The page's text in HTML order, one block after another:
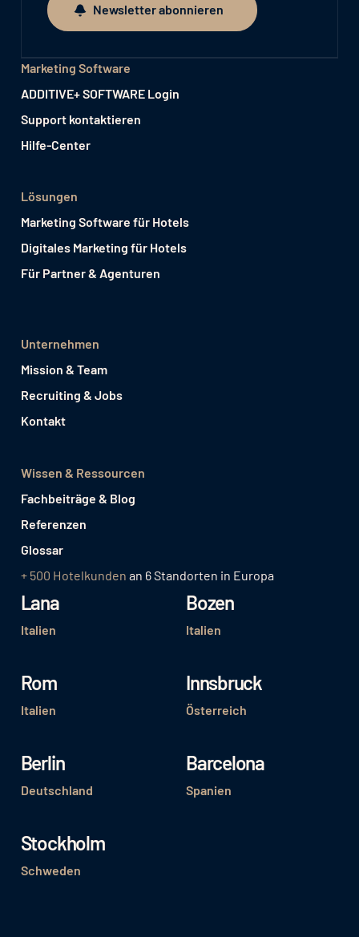
Newsletter abonnieren
Newsletter abonnieren
Marketing Software
ADDITIVE+ SOFTWARE Login
Support kontaktieren
Hilfe-Center
Lösungen
Marketing Software für Hotels
Digitales Marketing für Hotels
Für Partner & Agenturen
Unternehmen
Mission & Team
Recruiting & Jobs
Kontakt
Wissen & Ressourcen
Fachbeiträge & Blog
Referenzen
Glossar
+ 500 Hotelkunden an 6 Standorten in Europa
Lana
Italien
Bozen
Italien
Rom
Italien
Innsbruck
Österreich
Berlin
Deutschland
Barcelona
Spanien
Stockholm
Schweden